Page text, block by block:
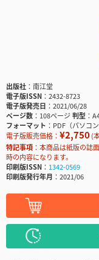
出版社
南江堂
電子版ISSN
2432-8723
電子版発売日
2021/06/28
ページ数
108ページ判型
フォーマット
PDF（パソコ
電子版販売価格： ¥2,750(
特記事項
本商品は紙版の誌
時の内容になります。
印刷版ISSN
1342-0569
印刷版発行年月
2021/06